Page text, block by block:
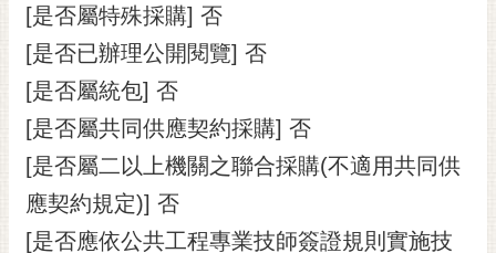
[是否屬特殊採購] 否
[是否已辦理公開閱覽] 否
[是否屬統包] 否
[是否屬共同供應契約採購] 否
[是否屬二以上機關之聯合採購(不適用共同供
應契約規定)] 否
[是否應依公共工程專業技師簽證規則實施技